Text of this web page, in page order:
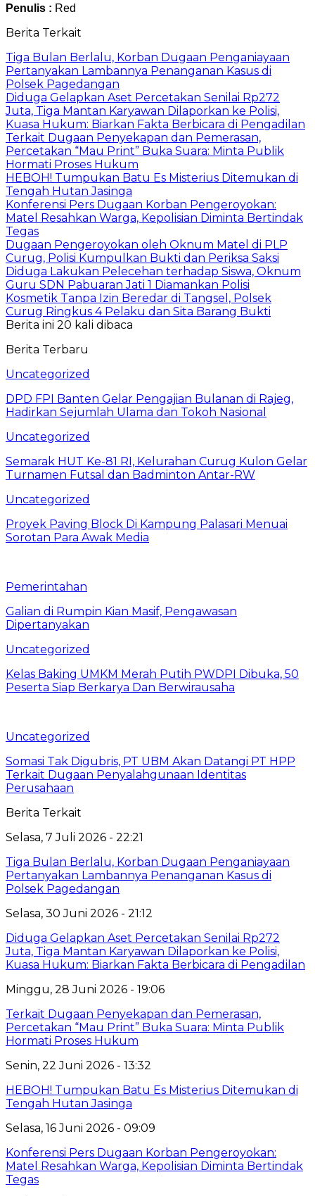
Penulis : Red
Berita Terkait
Tiga Bulan Berlalu, Korban Dugaan Penganiayaan
Pertanyakan Lambannya Penanganan Kasus di
Polsek Pagedangan
Diduga Gelapkan Aset Percetakan Senilai Rp272
Juta, Tiga Mantan Karyawan Dilaporkan ke Polisi,
Kuasa Hukum: Biarkan Fakta Berbicara di Pengadilan
Terkait Dugaan Penyekapan dan Pemerasan,
Percetakan “Mau Print” Buka Suara: Minta Publik
Hormati Proses Hukum
HEBOH! Tumpukan Batu Es Misterius Ditemukan di
Tengah Hutan Jasinga
Konferensi Pers Dugaan Korban Pengeroyokan:
Matel Resahkan Warga, Kepolisian Diminta Bertindak
Tegas
Dugaan Pengeroyokan oleh Oknum Matel di PLP
Curug, Polisi Kumpulkan Bukti dan Periksa Saksi
Diduga Lakukan Pelecehan terhadap Siswa, Oknum
Guru SDN Pabuaran Jati 1 Diamankan Polisi
Kosmetik Tanpa Izin Beredar di Tangsel, Polsek
Curug Ringkus 4 Pelaku dan Sita Barang Bukti
Berita ini 20 kali dibaca
Berita Terbaru
Uncategorized
DPD FPI Banten Gelar Pengajian Bulanan di Rajeg,
Hadirkan Sejumlah Ulama dan Tokoh Nasional
Uncategorized
Semarak HUT Ke-81 RI, Kelurahan Curug Kulon Gelar
Turnamen Futsal dan Badminton Antar-RW
Uncategorized
Proyek Paving Block Di Kampung Palasari Menuai
Sorotan Para Awak Media
Pemerintahan
Galian di Rumpin Kian Masif, Pengawasan
Dipertanyakan
Uncategorized
Kelas Baking UMKM Merah Putih PWDPI Dibuka, 50
Peserta Siap Berkarya Dan Berwirausaha
Uncategorized
Somasi Tak Digubris, PT UBM Akan Datangi PT HPP
Terkait Dugaan Penyalahgunaan Identitas
Perusahaan
Berita Terkait
Selasa, 7 Juli 2026 - 22:21
Tiga Bulan Berlalu, Korban Dugaan Penganiayaan
Pertanyakan Lambannya Penanganan Kasus di
Polsek Pagedangan
Selasa, 30 Juni 2026 - 21:12
Diduga Gelapkan Aset Percetakan Senilai Rp272
Juta, Tiga Mantan Karyawan Dilaporkan ke Polisi,
Kuasa Hukum: Biarkan Fakta Berbicara di Pengadilan
Minggu, 28 Juni 2026 - 19:06
Terkait Dugaan Penyekapan dan Pemerasan,
Percetakan “Mau Print” Buka Suara: Minta Publik
Hormati Proses Hukum
Senin, 22 Juni 2026 - 13:32
HEBOH! Tumpukan Batu Es Misterius Ditemukan di
Tengah Hutan Jasinga
Selasa, 16 Juni 2026 - 09:09
Konferensi Pers Dugaan Korban Pengeroyokan:
Matel Resahkan Warga, Kepolisian Diminta Bertindak
Tegas